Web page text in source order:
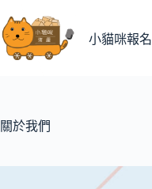
至
主
小貓咪報名
關於我們